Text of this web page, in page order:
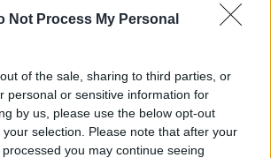
Not Process My Personal
of the sale, sharing to third parties, or
personal or sensitive information for
by us, please use the below opt-out
selection. Please note that after your
you may continue seeing